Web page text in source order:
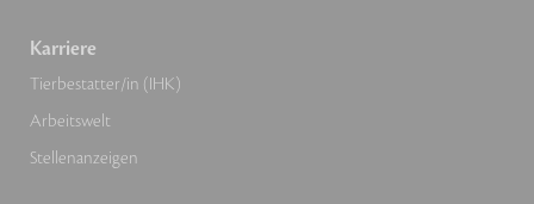
Karriere
Tierbestatter/in (IHK)
Arbeitswelt
Stellenanzeigen